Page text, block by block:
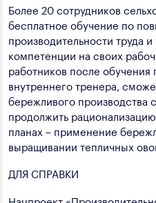
Более 20 сотрудников
бесплатное обучение по
производительности труда
компетенции на своих
работников после обучения
внутреннего тренера,
бережливого производства
продолжить
планах – применение
выращивании тепличных
ДЛЯ СПРАВКИ